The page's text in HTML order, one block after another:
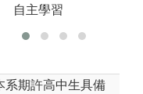
自主學習
系期許高中生具備